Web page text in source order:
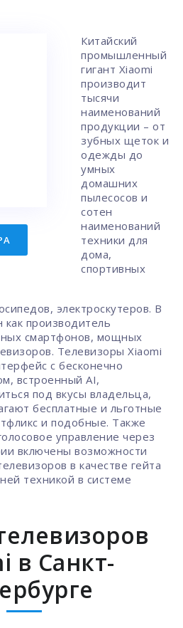
Китайский
промышленный
гигант Xiaomi
производит
тысячи
наименований
продукции – от
зубных щеток и
одежды до
умных
домашних
пылесосов и
сотен
наименований
техники для
дома,
спортивных
электроскутеров. В
как производитель
смартфонов, мощных
Телевизоры Xiaomi
с бесконечно
встроенный AI,
под вкусы владельца,
бесплатные и льготные
и подобные. Также
управление через
включены возможности
в качестве гейта
техникой в системе
в Санкт-